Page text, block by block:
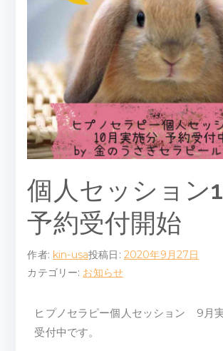
個人セッション
予約受付開始
作者: kin-usa投稿日: 2020年9月27日
カテゴリー: お知らせ
ヒプノセラピー個人セッション 9月
受付中です。